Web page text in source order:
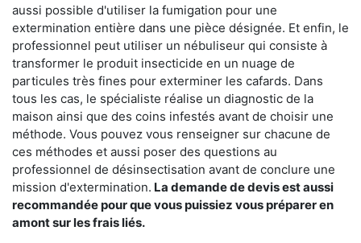
aussi possible d'utiliser la fumigation pour une
extermination entière dans une pièce désignée. Et enfin, le
professionnel peut utiliser un nébuliseur qui consiste à
transformer le produit insecticide en un nuage de
particules très fines pour exterminer les cafards. Dans
tous les cas, le spécialiste réalise un diagnostic de la
maison ainsi que des coins infestés avant de choisir une
méthode. Vous pouvez vous renseigner sur chacune de
ces méthodes et aussi poser des questions au
professionnel de désinsectisation avant de conclure une
mission d'extermination. La demande de devis est aussi
recommandée pour que vous puissiez vous préparer en
amont sur les frais liés.